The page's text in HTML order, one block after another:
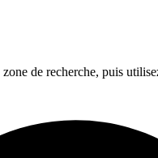
de recherche, puis